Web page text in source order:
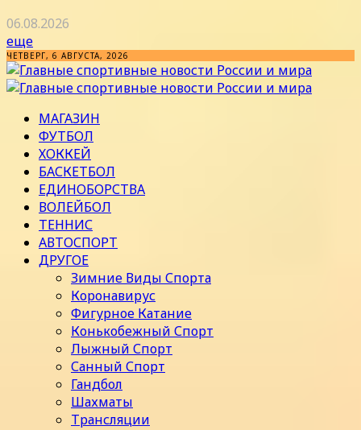
06.08.2026
еще
ЧЕТВЕРГ, 6 АВГУСТА, 2026
МАГАЗИН
ФУТБОЛ
ХОККЕЙ
БАСКЕТБОЛ
ЕДИНОБОРСТВА
ВОЛЕЙБОЛ
ТЕННИС
АВТОСПОРТ
ДРУГОЕ
Зимние Виды Спорта
Коронавирус
Фигурное Катание
Конькобежный Спорт
Лыжный Спорт
Санный Спорт
Гандбол
Шахматы
Трансляции